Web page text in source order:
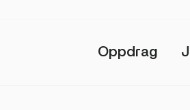
Oppdrag